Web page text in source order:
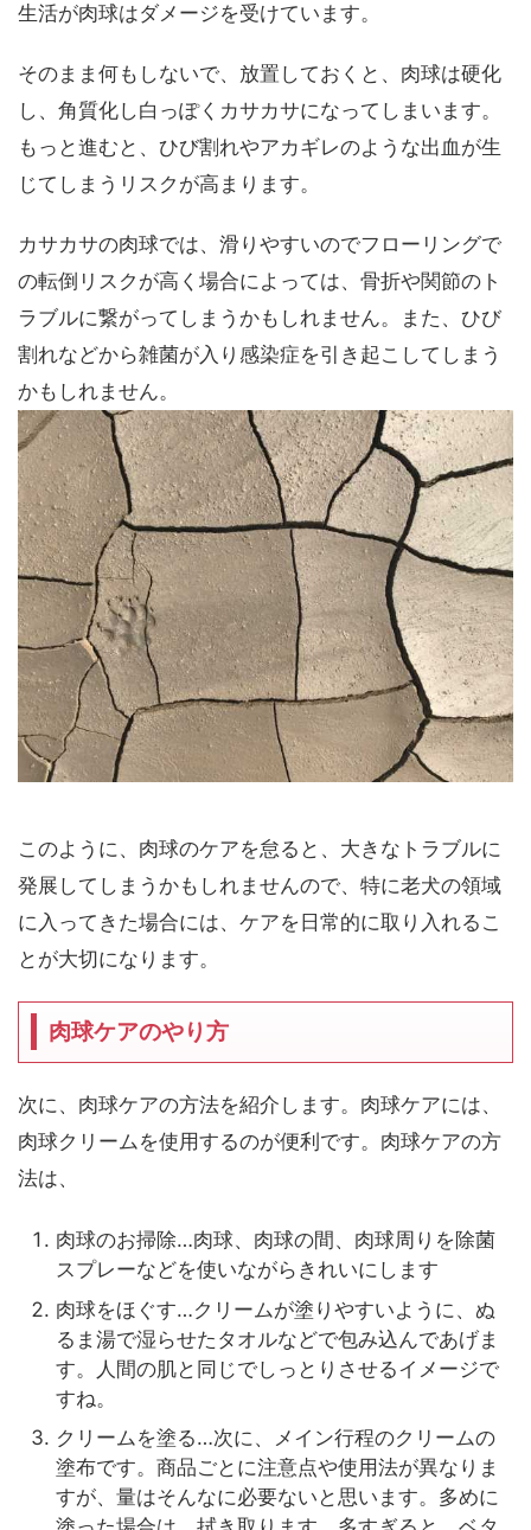
生活が肉球はダメージを受けています。
そのまま何もしないで、放置しておくと、肉球は硬化
し、角質化し白っぽくカサカサになってしまいます。
もっと進むと、ひび割れやアカギレのような出血が生
じてしまうリスクが高まります。
カサカサの肉球では、滑りやすいのでフローリングで
の転倒リスクが高く場合によっては、骨折や関節のト
ラブルに繋がってしまうかもしれません。また、ひび
割れなどから雑菌が入り感染症を引き起こしてしまう
かもしれません。
このように、肉球のケアを怠ると、大きなトラブルに
発展してしまうかもしれませんので、特に老犬の領域
に入ってきた場合には、ケアを日常的に取り入れるこ
とが大切になります。
肉球ケアのやり方
次に、肉球ケアの方法を紹介します。肉球ケアには、
肉球クリームを使用するのが便利です。肉球ケアの方
法は、
肉球のお掃除…肉球、肉球の間、肉球周りを除菌
スプレーなどを使いながらきれいにします
肉球をほぐす…クリームが塗りやすいように、ぬ
るま湯で湿らせたタオルなどで包み込んであげま
す。人間の肌と同じでしっとりさせるイメージで
すね。
クリームを塗る…次に、メイン行程のクリームの
塗布です。商品ごとに注意点や使用法が異なりま
すが、量はそんなに必要ないと思います。多めに